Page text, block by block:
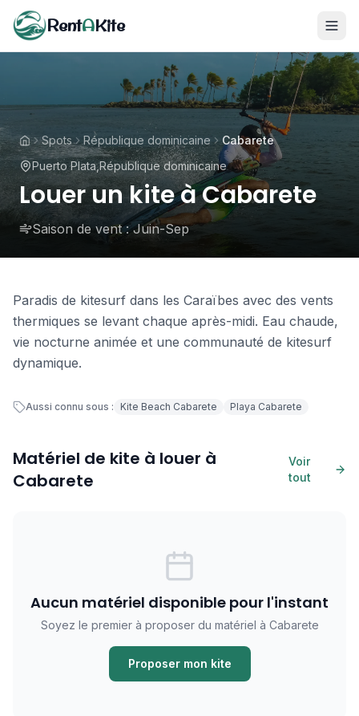
RentAKite
Spots République dominicaine
Cabarete
Puerto Plata,République dominicaine
Louer un kite à Cabarete
Saison de vent : Juin-Sep
Paradis de kitesurf dans les Caraïbes avec des vents
thermiques se levant chaque après-midi. Eau chaude,
vie nocturne animée et une communauté de kitesurf
dynamique.
Aussi connu sous : Kite Beach Cabarete Playa Cabarete
Matériel de kite à louer à
Cabarete
Voir
tout
Aucun matériel disponible pour l'instant
Soyez le premier à proposer du matériel à Cabarete
Proposer mon kite